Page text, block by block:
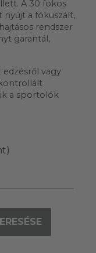
A 30 fokos
nyújt a fókuszált,
rendszer
garantál,
edzésről vagy
a sportolók